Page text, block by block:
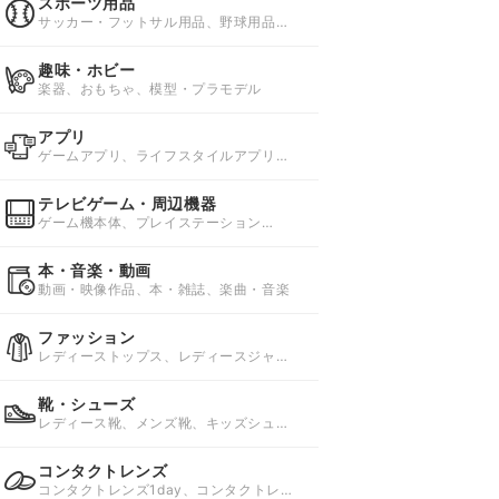
サッカー・フットサル用品、野球用品、
趣味・ホビー
楽器、おもちゃ、模型・プラモデル
アプリ
ゲームアプリ、ライフスタイルアプリ、
テレビゲーム・周辺機器
ゲーム機本体、プレイステーション
3(PS3)ソフト
本・音楽・動画
動画・映像作品、本・雑誌、楽曲・音楽
ファッション
レディーストップス、レディースジャケ
靴・シューズ
レディース靴、メンズ靴、キッズシュー
コンタクトレンズ
コンタクトレンズ1day、コンタクトレン